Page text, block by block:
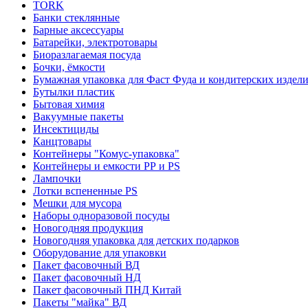
TORK
Банки стеклянные
Барные аксессуары
Батарейки, электротовары
Биоразлагаемая посуда
Бочки, ёмкости
Бумажная упаковка для Фаст Фуда и кондитерских
Бутылки пластик
Бытовая химия
Вакуумные пакеты
Инсектициды
Канцтовары
Контейнеры "Комус-упаковка"
Контейнеры и емкости РР и PS
Лампочки
Лотки вспененные PS
Мешки для мусора
Наборы одноразовой посуды
Новогодняя продукция
Новогодняя упаковка для детских подарков
Оборудование для упаковки
Пакет фасовочный ВД
Пакет фасовочный НД
Пакет фасовочный ПНД Китай
Пакеты "майка" ВД